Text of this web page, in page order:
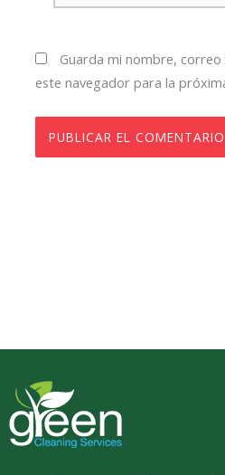
Guarda mi nombre,
este navegador para la